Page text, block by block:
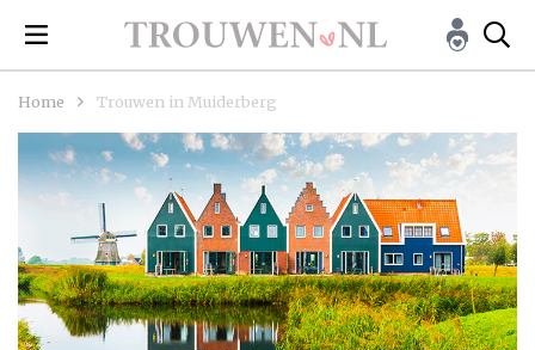
Home Trouwen in Muiderberg